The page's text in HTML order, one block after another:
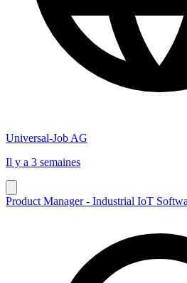
Universal-Job AG
Il y a 3 semaines
Product Manager - Industrial IoT